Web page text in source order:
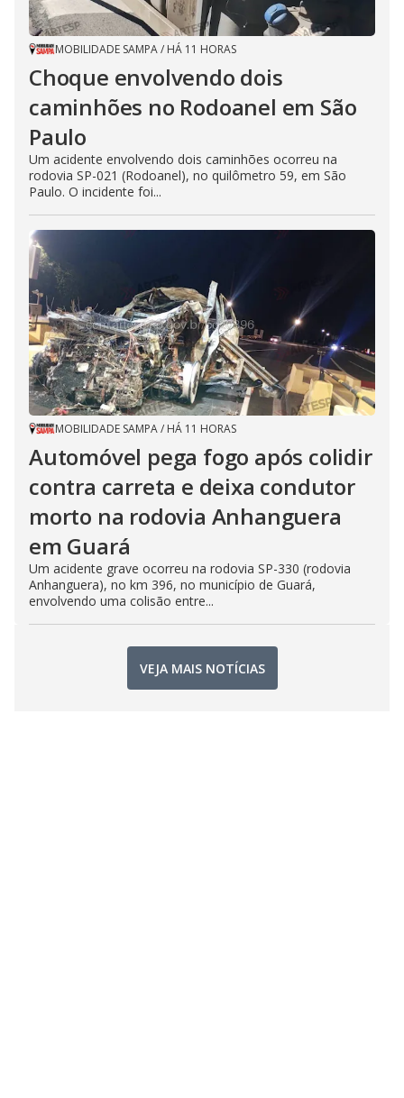
MOBILIDADE SAMPA/ HÁ 11 HORAS
Choque envolvendo dois
caminhões no Rodoanel em São
Paulo
Um acidente envolvendo dois caminhões ocorreu na
rodovia SP-021 (Rodoanel), no quilômetro 59, em São
Paulo. O incidente foi...
MOBILIDADE SAMPA/ HÁ 11 HORAS
Automóvel pega fogo após colidir
contra carreta e deixa condutor
morto na rodovia Anhanguera
em Guará
Um acidente grave ocorreu na rodovia SP-330 (rodovia
Anhanguera), no km 396, no município de Guará,
envolvendo uma colisão entre...
VEJA MAIS NOTÍCIAS